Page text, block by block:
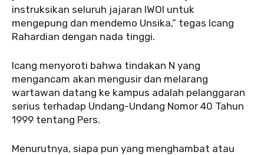
instruksikan seluruh jajaran IWOI untuk
mengepung dan mendemo Unsika,” tegas Icang
Rahardian dengan nada tinggi.
‎‎Icang menyoroti bahwa tindakan N yang
mengancam akan mengusir dan melarang
wartawan datang ke kampus adalah pelanggaran
serius terhadap Undang-Undang Nomor 40 Tahun
1999 tentang Pers.
‎Menurutnya, siapa pun yang menghambat atau